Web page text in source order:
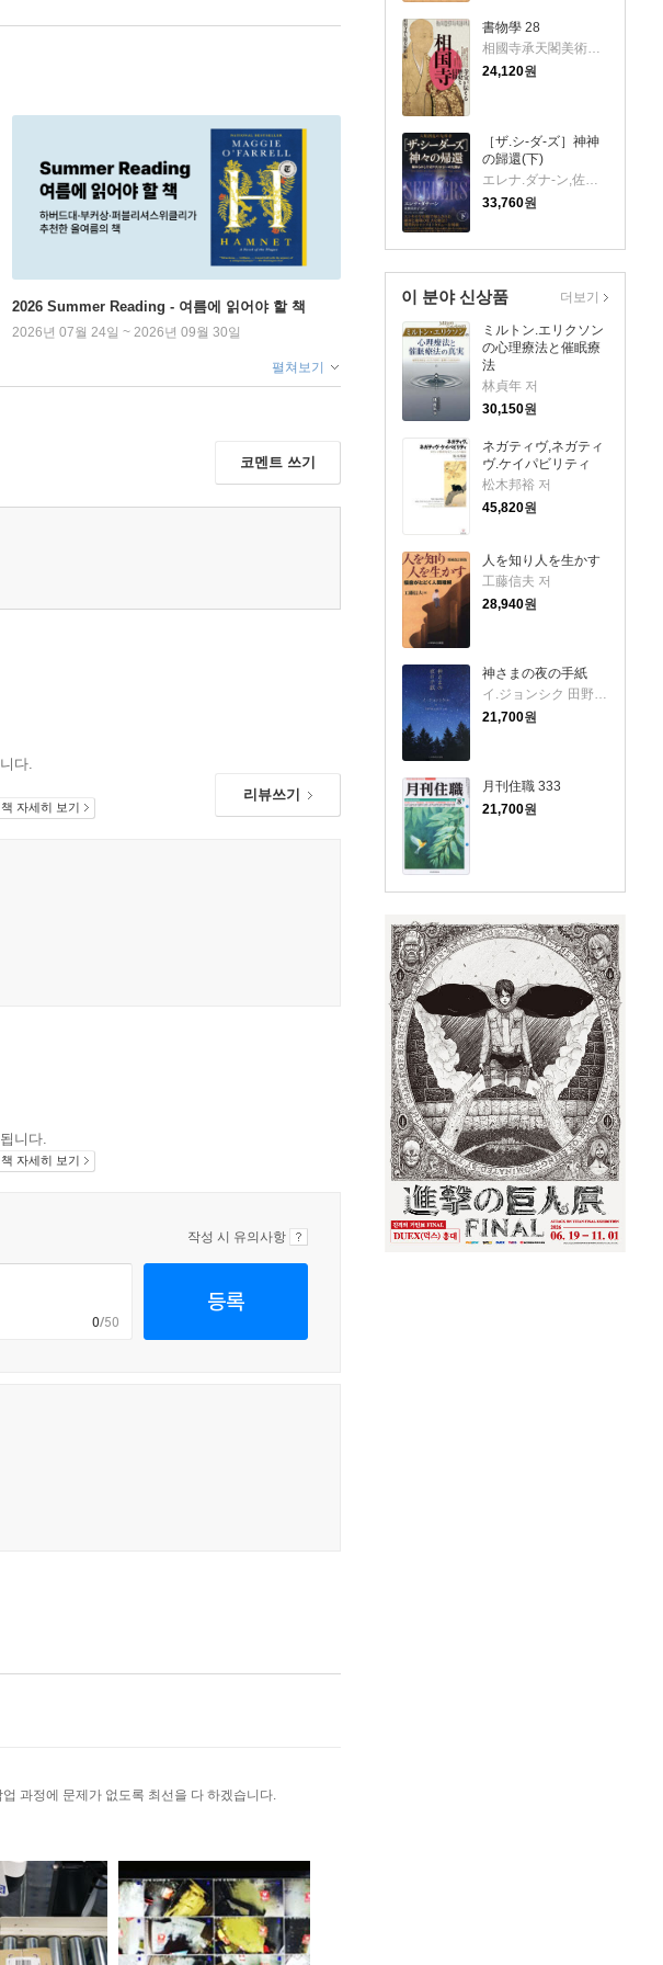
書物學 28
相國寺承天閣美術館 저
24,120원
［ザ.シ-ダ-ズ］神神
の歸還(下)
33,760원
이 분야 신상품
ミルトン.エリクソン
の心理療法と催眠療
法
林貞年 저
30,150원
ネガティヴ,ネガティ
ヴ.ケイパビリティ
松木邦裕 저
45,820원
人を知り人を生かす
工藤信夫 저
28,940원
神さまの夜の手紙
イ.ジョンシク 田野倉佐和子 저
21,700원
月刊住職 333
21,700원
더보기
2026 Summer Reading - 여름에 읽어야 할 책
2026년 07월 24일 ~ 2026년 09월 30일
펼쳐보기
코멘트 쓰기
다.
자세히 보기
리뷰쓰기
니다.
자세히 보기
작성 시 유의사항
0/50
등록
과정에 문제가 없도록 최선을 다 하겠습니다.